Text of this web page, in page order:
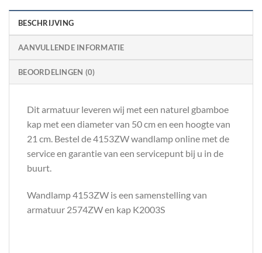
BESCHRIJVING
AANVULLENDE INFORMATIE
BEOORDELINGEN (0)
Dit armatuur leveren wij met een naturel gbamboe
kap met een diameter van 50 cm en een hoogte van
21 cm. Bestel de 4153ZW wandlamp online met de
service en garantie van een servicepunt bij u in de
buurt.
Wandlamp 4153ZW is een samenstelling van
armatuur 2574ZW en kap K2003S